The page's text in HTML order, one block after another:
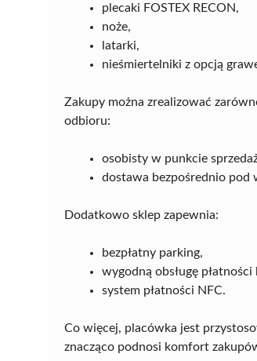
plecaki FOSTEX RECON,
noże,
latarki,
nieśmiertelniki z opcją
Zakupy można zrealizować
odbioru:
osobisty w punkcie
dostawa bezpośrednio pod
Dodatkowo sklep zapewnia:
bezpłatny parking,
wygodną obsługę płatności
system płatności NFC.
Co więcej, placówka jest
znacząco podnosi komfort